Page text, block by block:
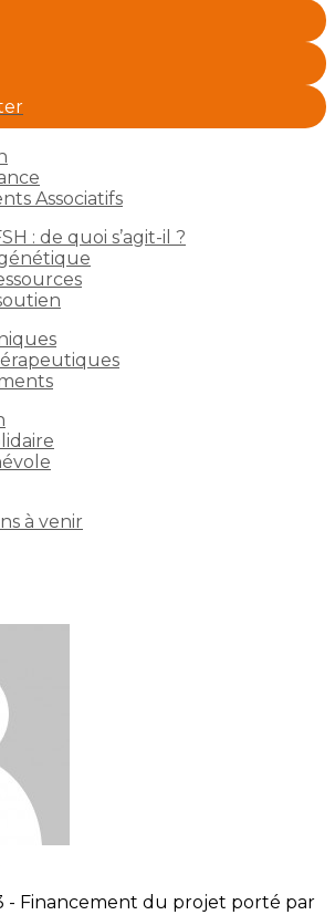
Associatifs
: de quoi s’agit-il ?
à venir